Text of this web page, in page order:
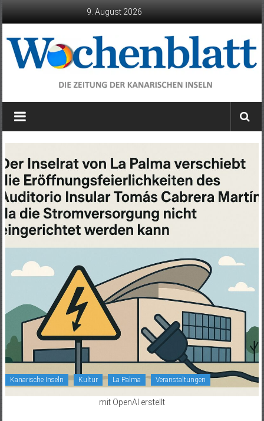
9. August 2026
Wochenblatt
die
Kanarischen
Inseln
Kanarische Inseln Kultur La Palma Veranstaltungen
mit OpenAI erstellt